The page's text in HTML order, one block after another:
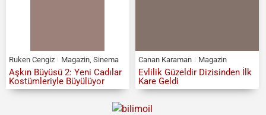
Ruken Cengiz Magazin, Sinema
Aşkın Büyüsü 2: Yeni Cadılar
Kostümleriyle Büyülüyor
Canan Karaman Magazin
Evlilik Güzeldir Dizisinden İlk
Kare Geldi